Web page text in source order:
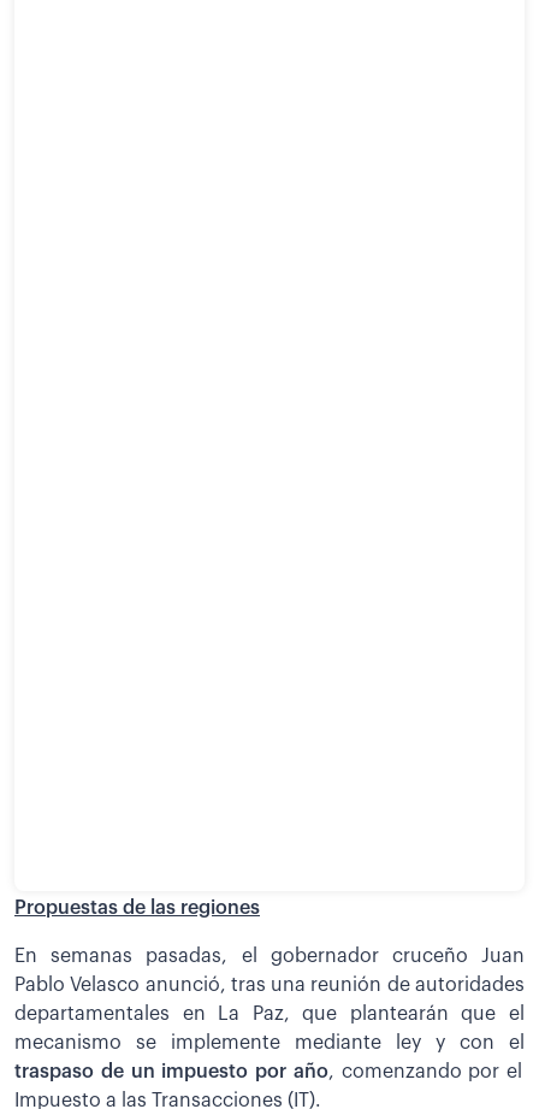
Propuestas de las regiones
En semanas pasadas, el gobernador cruceño Juan
Pablo Velasco anunció, tras una reunión de autoridades
departamentales en La Paz, que plantearán que el
mecanismo se implemente mediante ley y con el
traspaso de un impuesto por año, comenzando por el
Impuesto a las Transacciones (IT).